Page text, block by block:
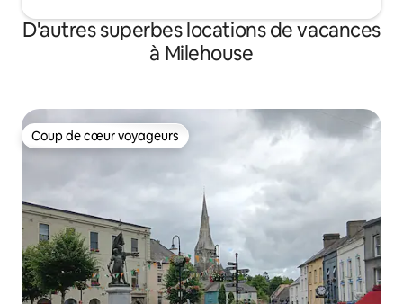
D'autres superbes locations de vacances
à Milehouse
Coup de cœur voyageurs
Coup de cœur voyageurs